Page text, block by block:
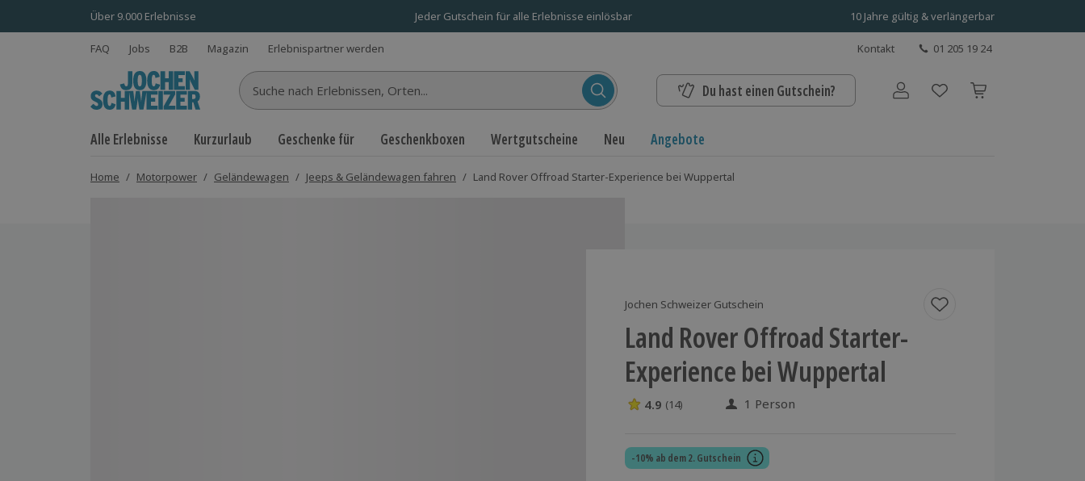
Über 9.000 Erlebnisse Jeder Gutschein für alle Erlebnisse einlösbar 10 Jahre gültig & verlängerbar
FAQ Jobs B2B Magazin Erlebnispartner werden Kontakt 01 205 19 24
Suche nach Erlebnissen... Du hast einen Gutschein? Benutzerkonto
Alle Erlebnisse Kurzurlaub Geschenke für Geschenkboxen Wertgutscheine Neu Angebote
Home / Motorpower / Geländewagen / Jeeps & Geländewagen fahren / Land Rover Offroad Starter-Experience bei Wuppertal
Jochen Schweizer Gutschein
Land Rover Offroad Starter-
Experience bei Wuppertal
4.9 Sterne von 5 aus 14 Bewertungen
4.9 (14) 1 Person
-10% ab dem 2. Gutschein